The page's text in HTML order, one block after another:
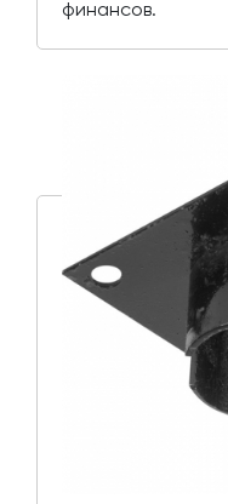
финансов.